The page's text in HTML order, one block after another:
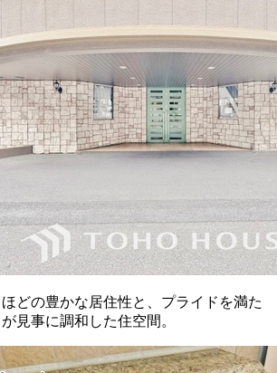
どの豊かな居住性と、プライドを満た
見事に調和した住空間。